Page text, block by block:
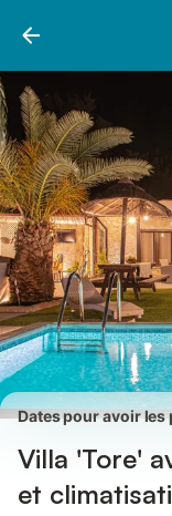
Photos
Dates pour avoir les
Villa 'Tore'
et